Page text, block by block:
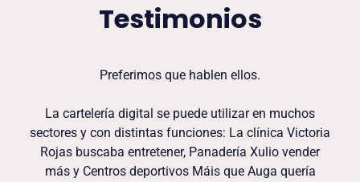
Testimonios
Preferimos que hablen ellos.
La cartelería digital se puede utilizar en muchos
sectores y con distintas funciones: La clínica Victoria
Rojas buscaba entretener, Panadería Xulio vender
más y Centros deportivos Máis que Auga quería